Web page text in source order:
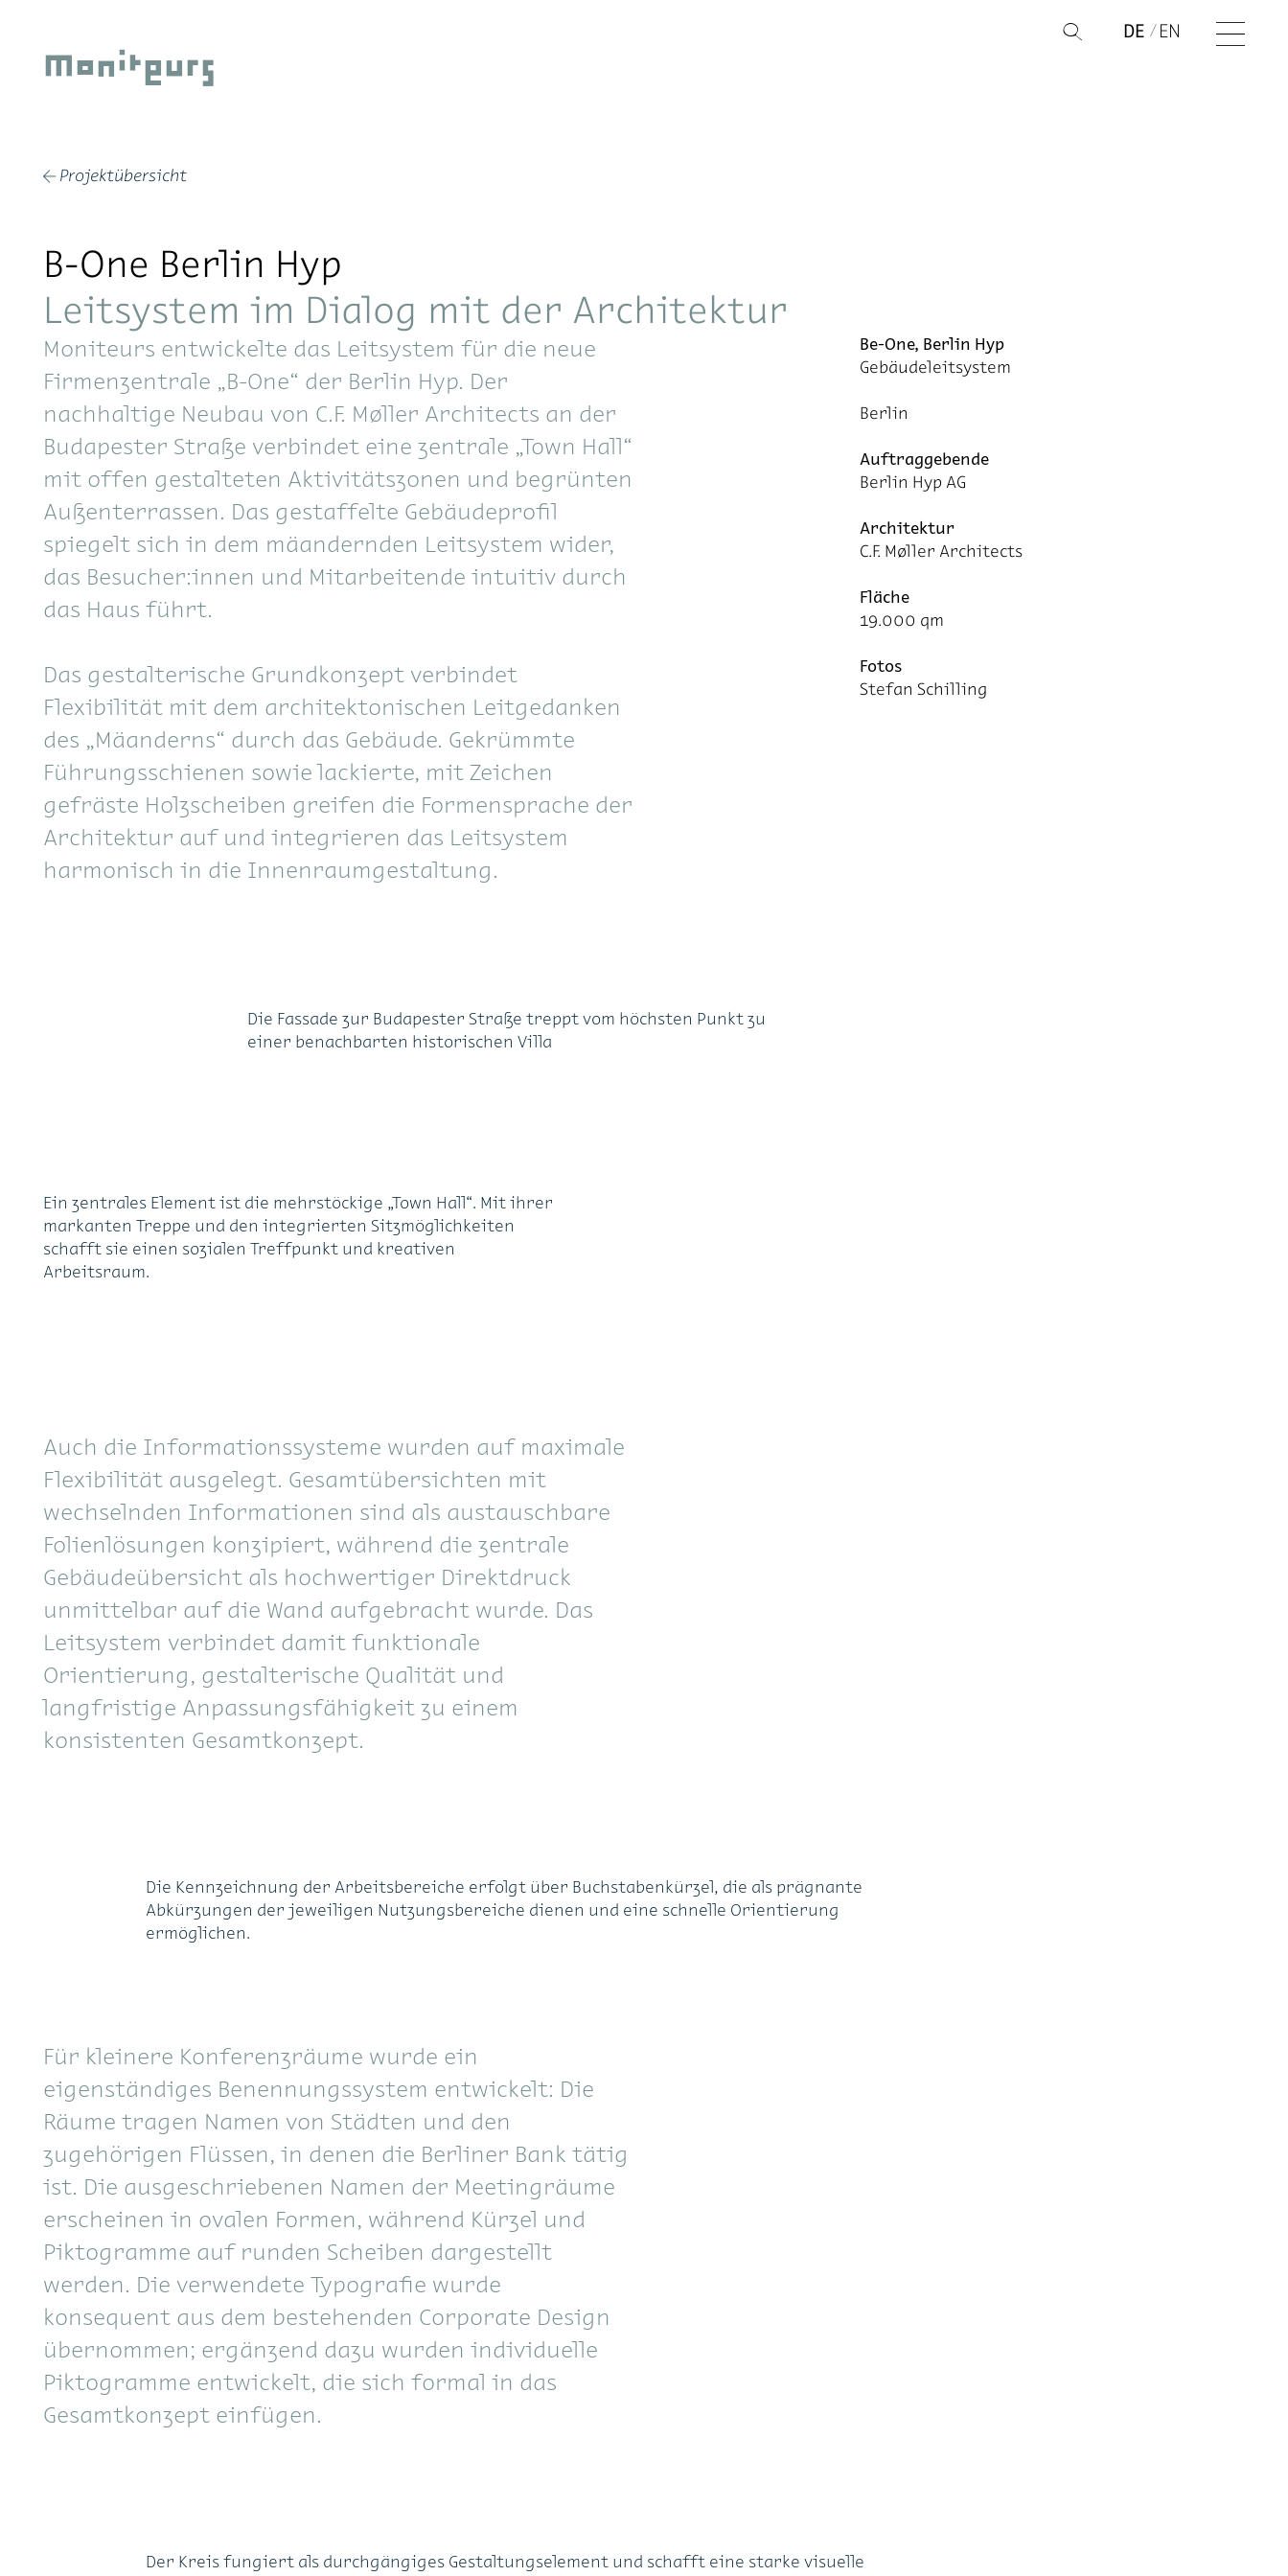
springen
Q
Moniteurs
DE EN
← Projektübersicht
B-One Berlin Hyp
Leitsystem im Dialog mit der Architektur
Moniteurs entwickelte das Leitsystem für die neue
Firmenzentrale „B-One“ der Berlin Hyp. Der
nachhaltige Neubau von C.F. Møller Architects an der
Budapester Straße verbindet eine zentrale „Town Hall“
mit offen gestalteten Aktivitätszonen und begrünten
Außenterrassen. Das gestaffelte Gebäudeprofil
spiegelt sich in dem mäandernden Leitsystem wider,
das Besucher:innen und Mitarbeitende intuitiv durch
das Haus führt.
Das gestalterische Grundkonzept verbindet
Flexibilität mit dem architektonischen Leitgedanken
des „Mäanderns“ durch das Gebäude. Gekrümmte
Führungsschienen sowie lackierte, mit Zeichen
gefräste Holzscheiben greifen die Formensprache der
Architektur auf und integrieren das Leitsystem
harmonisch in die Innenraumgestaltung.
Be-One, Berlin Hyp
Gebäudeleitsystem
Berlin
Auf­trag­ge­bende
Berlin Hyp AG
Architektur
C.F. Møller Architects
Fläche
19.000 qm
Fotos
Stefan Schilling
Die Fassade zur Budapester Straße treppt vom höchsten Punkt zu
einer benachbarten historischen Villa
Ein zentrales Element ist die mehrstöckige „Town Hall“. Mit ihrer
markanten Treppe und den integrierten Sitzmöglichkeiten
schafft sie einen sozialen Treffpunkt und kreativen
Arbeitsraum.
Auch die Informationssysteme wurden auf maximale
Flexibilität ausgelegt. Gesamtübersichten mit
wechselnden Informationen sind als austauschbare
Folienlösungen konzipiert, während die zentrale
Gebäudeübersicht als hochwertiger Direktdruck
unmittelbar auf die Wand aufgebracht wurde. Das
Leitsystem verbindet damit funktionale
Orientierung, gestalterische Qualität und
langfristige Anpassungsfähigkeit zu einem
konsistenten Gesamtkonzept.
Die Kennzeichnung der Arbeitsbereiche erfolgt über Buchstabenkürzel, die als prägnante
Abkürzungen der jeweiligen Nutzungsbereiche dienen und eine schnelle Orientierung
ermöglichen.
Für kleinere Konferenzräume wurde ein
eigenständiges Benennungssystem entwickelt: Die
Räume tragen Namen von Städten und den
zugehörigen Flüssen, in denen die Berliner Bank tätig
ist. Die ausgeschriebenen Namen der Meetingräume
erscheinen in ovalen Formen, während Kürzel und
Piktogramme auf runden Scheiben dargestellt
werden. Die verwendete Typografie wurde
konsequent aus dem bestehenden Corporate Design
übernommen; ergänzend dazu wurden individuelle
Piktogramme entwickelt, die sich formal in das
Gesamtkonzept einfügen.
Der Kreis fungiert als durchgängiges Gestaltungselement und schafft eine starke visuelle